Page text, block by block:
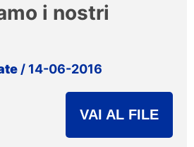
i nostri
/ 14-06-2016
VAI AL FILE